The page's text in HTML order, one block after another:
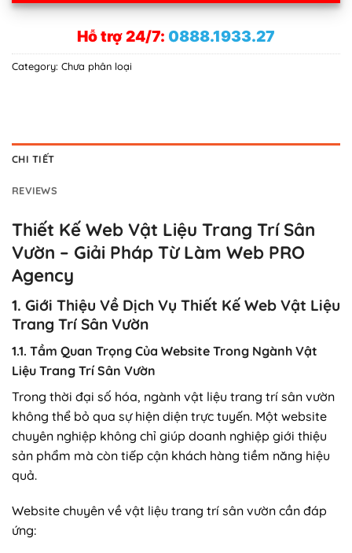
Hỗ trợ 24/7: 0888.1933.27
Category: Chưa phân loại
CHI TIẾT
REVIEWS
Thiết Kế Web Vật Liệu Trang Trí Sân
Vườn – Giải Pháp Từ Làm Web PRO
Agency
1. Giới Thiệu Về Dịch Vụ Thiết Kế Web Vật Liệu
Trang Trí Sân Vườn
1.1. Tầm Quan Trọng Của Website Trong Ngành Vật
Liệu Trang Trí Sân Vườn
Trong thời đại số hóa, ngành vật liệu trang trí sân vườn
không thể bỏ qua sự hiện diện trực tuyến. Một website
chuyên nghiệp không chỉ giúp doanh nghiệp giới thiệu
sản phẩm mà còn tiếp cận khách hàng tiềm năng hiệu
quả.
Website chuyên về vật liệu trang trí sân vườn cần đáp
ứng: